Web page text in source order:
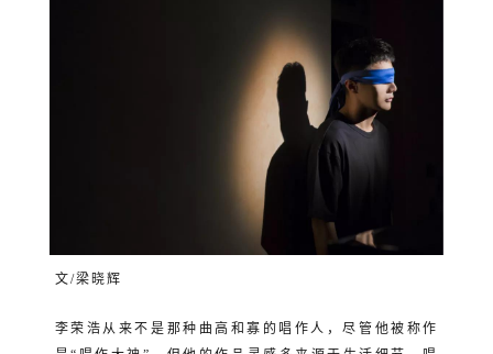
文/梁晓辉
李荣浩从来不是那种曲高和寡的唱作人，尽管他被称作